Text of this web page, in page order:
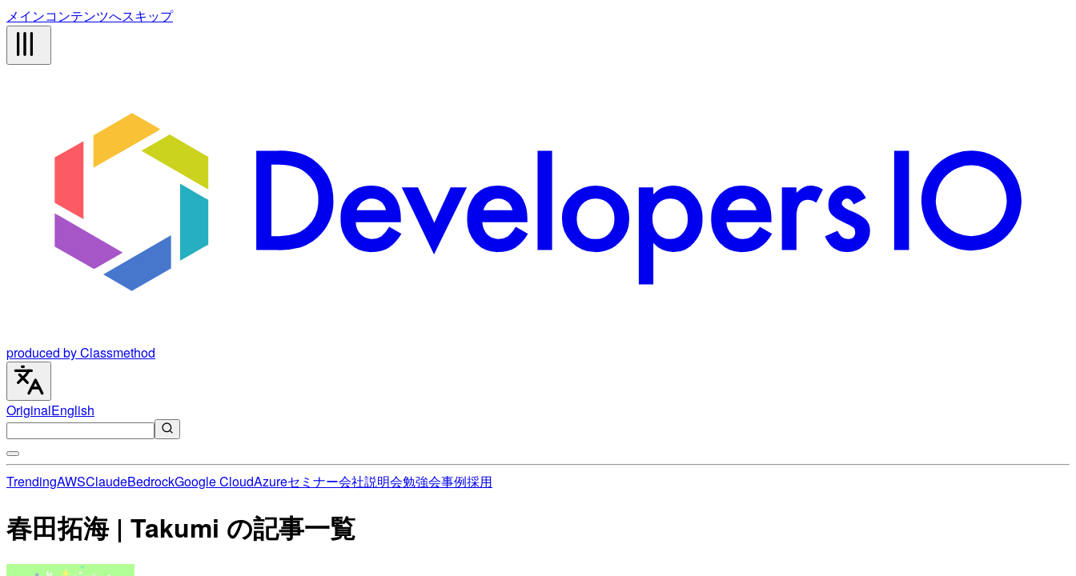
メインコンテンツへスキップ
produced by Classmethod
OriginalEnglish
TrendingAWSClaudeBedrockGoogle CloudAzureセミナー会社説明会勉強会事例採用
春田拓海 | Takumi の記事一覧